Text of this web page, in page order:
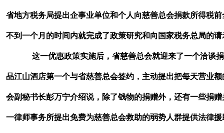
省地方税务局提出企事业单位和个人向慈善总会捐款所得税
不到一个月的时间内就完成了政策研究和向国家税务总局的
这一优惠政策实施后，省慈善总会就迎来了一个洽谈
品江山酒店第一个与省慈善总会签约，主动提出把每天营业
会副秘书长彭万宁介绍说，除了钱物的捐赠外，还有一些捐
一律师事务所提出免费为慈善总会救助的弱势人群提供法律